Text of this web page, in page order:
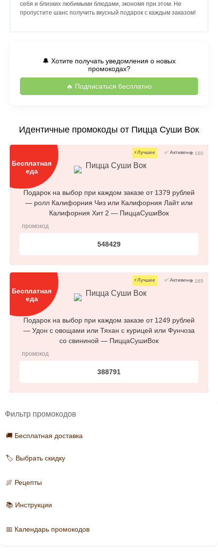
себя и близких любимыми блюдами, экономя при этом. Не
пропустите шанс получить вкусный подарок с каждым заказом!
🔔 Хотите получать уведомления о новых
промокодах?
🔥 Подписаться бесплатно
Идентичные промокоды от Пицца Суши Вок
Бесплатная
еда
Пицца Суши Вок
Подарок на выбор при каждом заказе от 1379 рублей
— ролл Калифорния Чиз или Калифорния Лайт или
Калифорния Хит 2 — ПиццаСушиВок
✅ Активен👁 160
промокод
548429
Бесплатная
еда
Пицца Суши Вок
Подарок на выбор при каждом заказе от 1249 рублей
— Удон с овощами или Тяхан с курицей или Фунчоза
со свининой — ПиццаСушиВок
✅ Активен👁 165
промокод
388791
Фильтр промокодов
🚚 Бесплатная доставка
🏷️ Выбрать скидку
🍖 Рецепты
📚 Инструкции
📅 Календарь промокодов